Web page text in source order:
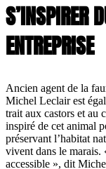
S’INSPIRER
ENTREPRISE
Ancien agent de la
Michel Leclair est
trait aux castors et au
inspiré de cet animal
préservant l’habitat
vivent dans le marais.
accessible », dit